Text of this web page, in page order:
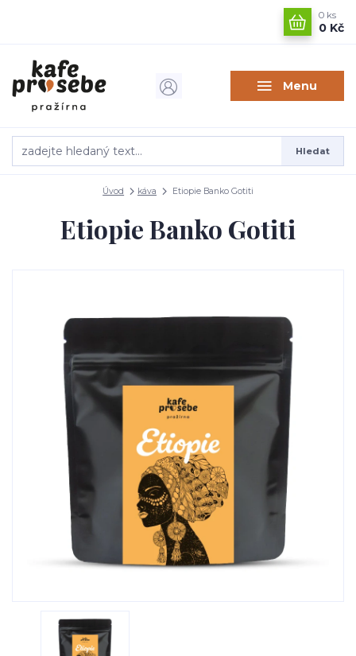
Menu
Hledat
0 ks
0 Kč
Úvod káva Etiopie Banko Gotiti
Etiopie Banko Gotiti